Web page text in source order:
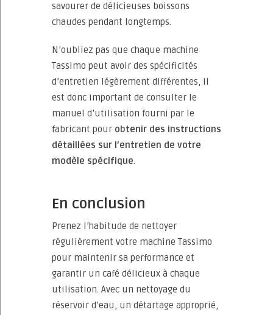
savourer de délicieuses boissons
chaudes pendant longtemps.
N’oubliez pas que chaque machine
Tassimo peut avoir des spécificités
d’entretien légèrement différentes, il
est donc important de consulter le
manuel d’utilisation fourni par le
fabricant pour obtenir des instructions
détaillées sur l’entretien de votre
modèle spécifique.
En conclusion
Prenez l’habitude de nettoyer
régulièrement votre machine Tassimo
pour maintenir sa performance et
garantir un café délicieux à chaque
utilisation. Avec un nettoyage du
réservoir d’eau, un détartage approprié,